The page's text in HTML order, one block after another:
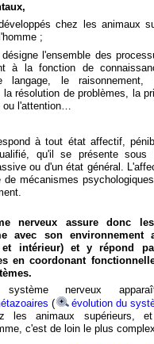
chez les animaux
;
l'ensemble des
à la fonction de
langage, le raisonnement,
la résolution de problèmes, la
ou l'attention…
à tout état affectif,
qu'il se présente sous
ou d'un état général.
de mécanismes
nerveux assure donc
avec son environnement
et intérieur) et y répond
en coordonant
système nerveux
( évolution du
les animaux supérieurs,
c'est de loin le plus